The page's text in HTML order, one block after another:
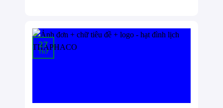
27
Th7